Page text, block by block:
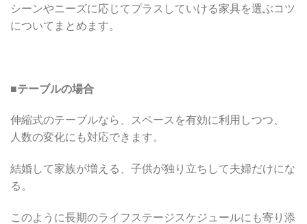
シーンやニーズに応じてプラスしていける家具を選ぶコツ
についてまとめます。
■テーブルの場合
伸縮式のテーブルなら、スペースを有効に利用しつつ、
人数の変化にも対応できます。
結婚して家族が増える、子供が独り立ちして夫婦だけにな
る。
このように長期のライフステージスケジュールにも寄り添